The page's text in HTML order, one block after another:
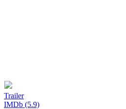
Trailer
IMDb (5.9)